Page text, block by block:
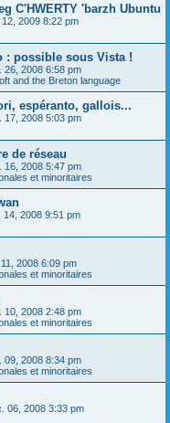
C'HWERTY 'barzh Ubuntu
12, 2009 8:22 pm
: possible sous Vista !
26, 2008 6:58 pm
and the Breton language
espéranto, gallois...
17, 2008 5:03 pm
de réseau
16, 2008 5:47 pm
et minoritaires
14, 2008 9:51 pm
2008 6:09 pm
et minoritaires
10, 2008 2:48 pm
et minoritaires
09, 2008 8:34 pm
et minoritaires
06, 2008 3:33 pm